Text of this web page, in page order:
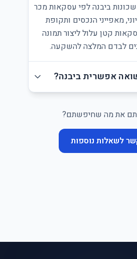
ביבנה לפי עסקאות מכר
מאפייני הנכסים ותקופת
קטן עלול ליצור תמונה
לבדם המלצה להשקעה.
אפשרית ביבנה?
את מה שחיפשתם?
לשאלות נוספות